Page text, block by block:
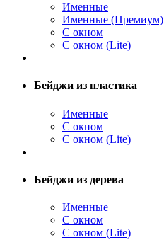
Именные
Именные (Премиум)
С окном
С окном (Lite)
Бейджи из пластика
Именные
С окном
С окном (Lite)
Бейджи из дерева
Именные
С окном
С окном (Lite)